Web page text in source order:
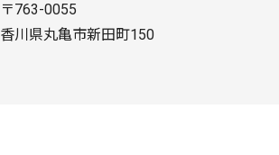
〒763-0055
香川県丸亀市新田町150